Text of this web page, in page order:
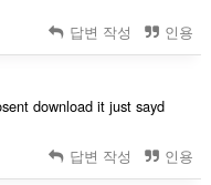
답변 작성 인용
download it just sayd
답변 작성 인용